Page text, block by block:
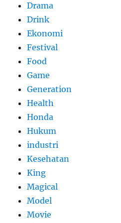
Drama
Drink
Ekonomi
Festival
Food
Game
Generation
Health
Honda
Hukum
industri
Kesehatan
King
Magical
Model
Movie